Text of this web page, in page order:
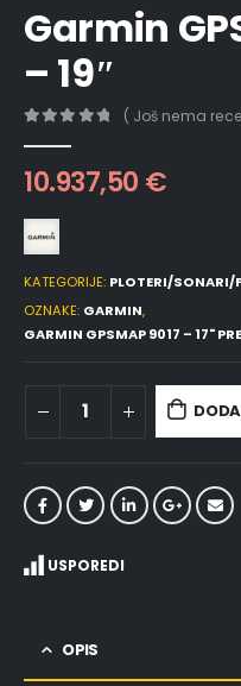
Garmin
– 19″
( Još nema
10.937,50 €
KATEGORIJE: PLOTERI/SONARI/
OZNAKE: GARMIN,
GARMIN GPSMAP 9017 – 17"
USPOREDI
OPIS